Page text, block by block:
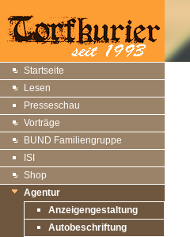
Startseite
Lesen
Presseschau
Vorträge
BUND Familiengruppe
ISI
Shop
Agentur
Anzeigengestaltung
Autobeschriftung